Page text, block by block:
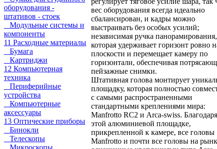
оборудования -
штативов - стоек
Модульные системы и
компоненты
11 Расходные материалы
Бумага
Картриджи
12 Компьютерная
техника
Периферийные
устройства
Компьютерные
аксессуары
13 Оптические приборы
Бинокли
Телескопы
Микроскопы
вес оборудования всегда идеально
сбалансирован, и кадры можно
выстраивать без особых усилий;
независимая ручка панорамирования,
которая удерживает горизонт ровно
плоскости и перемещает камеру по
горизонтали, обеспечивая
пейзажные снимки.
Штативная голова монтирует
площадку, которая полностью
с самыми распространенными
стандартными креплениями мира:
Manfrotto RC2 и Arca-swiss. Благодаря
этой алюминиевой площадке,
прикрепленной к камере, все головы
Manfrotto и почти все головы на